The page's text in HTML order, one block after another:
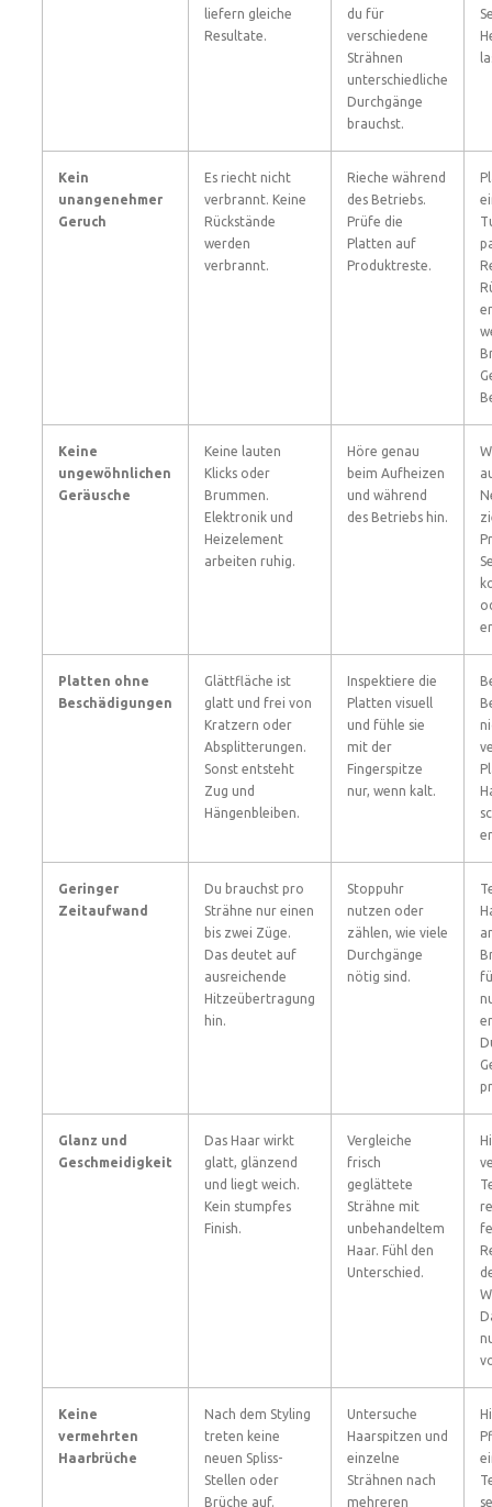
liefern gleiche
Resultate.
du für
verschiedene
Strähnen
unterschiedliche
Durchgänge
brauchst.
Kein
unangenehmer
Geruch
Es riecht nicht
verbrannt. Keine
Rückstände
werden
verbrannt.
Rieche während
des Betriebs.
Prüfe die
Platten auf
Produktreste.
Keine
ungewöhnlichen
Geräusche
Keine lauten
Klicks oder
Brummen.
Elektronik und
Heizelement
arbeiten ruhig.
Höre genau
beim Aufheizen
und während
des Betriebs hin.
Platten ohne
Beschädigungen
Glättfläche ist
glatt und frei von
Kratzern oder
Absplitterungen.
Sonst entsteht
Zug und
Hängenbleiben.
Inspektiere die
Platten visuell
und fühle sie
mit der
Fingerspitze
nur, wenn kalt.
Geringer
Zeitaufwand
Du brauchst pro
Strähne nur einen
bis zwei Züge.
Das deutet auf
ausreichende
Hitzeübertragung
hin.
Stoppuhr
nutzen oder
zählen, wie viele
Durchgänge
nötig sind.
Glanz und
Geschmeidigkeit
Das Haar wirkt
glatt, glänzend
und liegt weich.
Kein stumpfes
Finish.
Vergleiche
frisch
geglättete
Strähne mit
unbehandeltem
Haar. Fühl den
Unterschied.
Keine
vermehrten
Haarbrüche
Nach dem Styling
treten keine
neuen Spliss-
Stellen oder
Brüche auf.
Untersuche
Haarspitzen und
einzelne
Strähnen nach
mehreren